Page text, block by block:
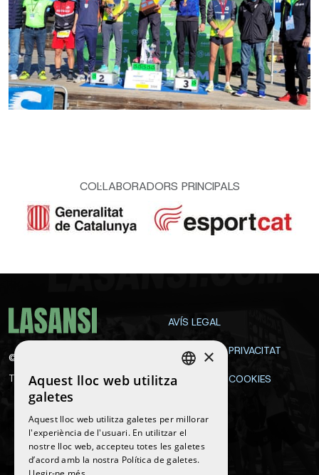
COL·LABORADORS PRINCIPALS
©
Tots els drets reservats
AVÍS LEGAL
POLÍTICA DE PRIVACITAT
POLÍTICA DE COOKIES
Segueix-nos
CATALAN
×
Aquest lloc web utilitza
galetes
Aquest lloc web utilitza galetes per millorar
l'experiència de l'usuari. En utilitzar el
nostre lloc web, accepteu totes les galetes
d’acord amb la nostra Política de galetes.